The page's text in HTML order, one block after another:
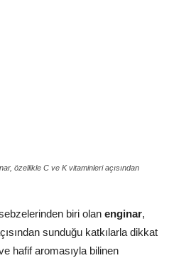
özellikle C ve K vitaminleri açısından
biri olan enginar,
sunduğu katkılarla dikkat
hafif aromasıyla bilinen